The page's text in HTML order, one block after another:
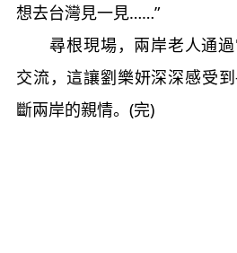
想去台灣見一見……”
尋根現場，兩岸老人通過
交流，這讓劉樂妍深深感受
斷兩岸的親情。(完)